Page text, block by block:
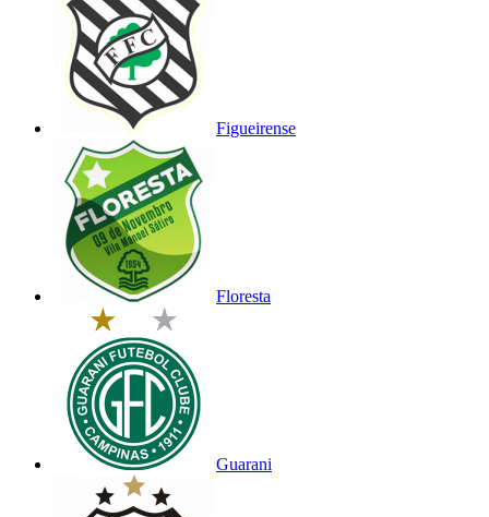
Figueirense
Floresta
Guarani